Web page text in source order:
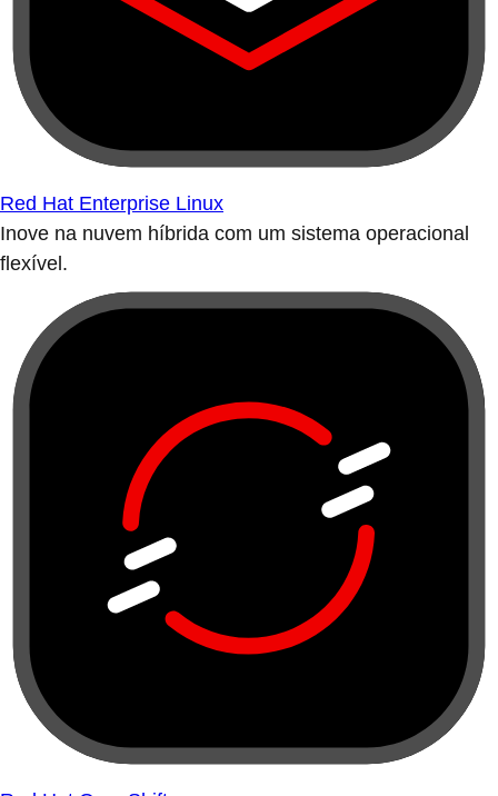
Red Hat Enterprise Linux
Inove na nuvem híbrida com um sistema operacional
flexível.